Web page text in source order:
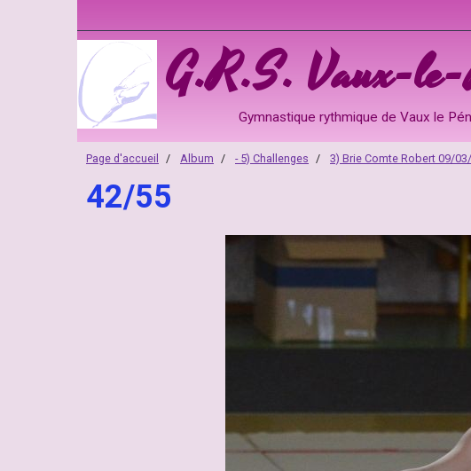
G.R.S. Vaux-
Gymnastique rythmique de Vaux le
Page d'accueil Album - 5) Challenges 3) Brie Comte Robert 09/
42/55